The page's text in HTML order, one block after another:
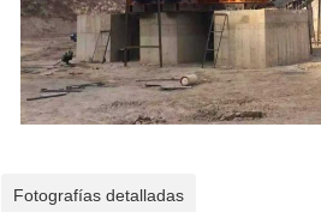
Fotografías detalladas